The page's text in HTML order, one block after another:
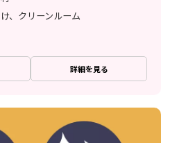
、クリーンルーム
詳細を見る